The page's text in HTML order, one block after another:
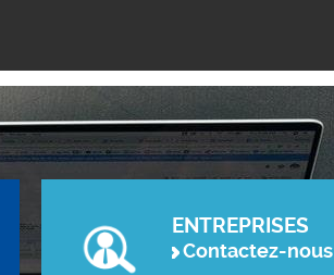
ENTREPRISES
Contactez-nous